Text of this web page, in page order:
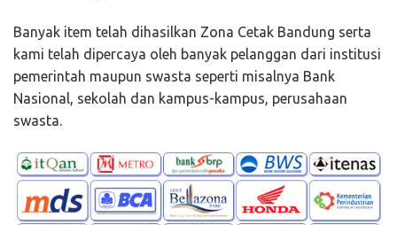
Banyak item telah dihasilkan Zona Cetak Bandung serta
kami telah dipercaya oleh banyak pelanggan dari institusi
pemerintah maupun swasta seperti misalnya Bank
Nasional, sekolah dan kampus-kampus, perusahaan
swasta.